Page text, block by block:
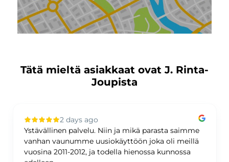
Tätä mieltä asiakkaat ovat J. Rinta-
Joupista
2 days ago
Ystävällinen palvelu. Niin ja mikä parasta saimme
vanhan vaunumme uusiokäyttöön joka oli meillä
vuosina 2011-2012, ja todella hienossa kunnossa